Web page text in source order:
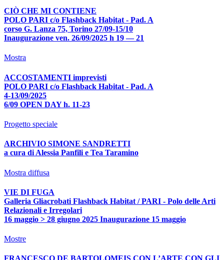
CIÒ CHE MI CONTIENE
POLO PARI c/o Flashback Habitat - Pad. A
corso G. Lanza 75, Torino 27/09-15/10
Inaugurazione ven. 26/09/2025 h 19 — 21
Mostra
ACCOSTAMENTI imprevisti
POLO PARI c/o Flashback Habitat - Pad. A
4-13/09/2025
6/09 OPEN DAY h. 11-23
Progetto speciale
ARCHIVIO SIMONE SANDRETTI
a cura di Alessia Panfili e Tea Taramino
Mostra diffusa
VIE DI FUGA
Galleria Gliacrobati Flashback Habitat / PARI - Polo delle Arti
Relazionali e Irregolari
16 maggio > 28 giugno 2025 Inaugurazione 15 maggio
Mostre